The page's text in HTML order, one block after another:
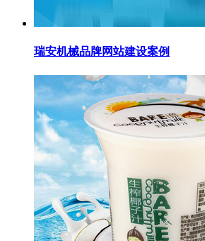
瑞安机械品牌网站建设案例